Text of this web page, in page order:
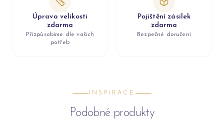
Úprava velikosti
zdarma
Přizpůsobíme dle vašich
potřeb
Pojištění zásilek
zdarma
Bezpečné doručení
INSPIRACE
Podobné produkty